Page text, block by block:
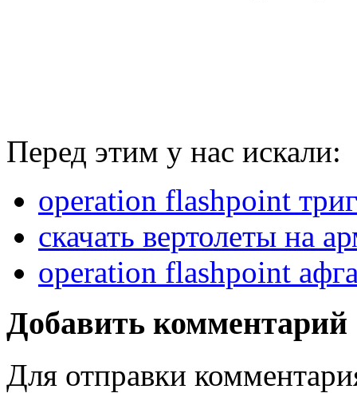
Перед этим у нас искали:
operation flashpoint
скачать вертолеты на
operation flashpoint
Добавить комментарий
Для отправки